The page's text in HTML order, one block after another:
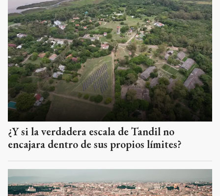
¿Y si la verdadera escala de Tandil no
encajara dentro de sus propios límites?